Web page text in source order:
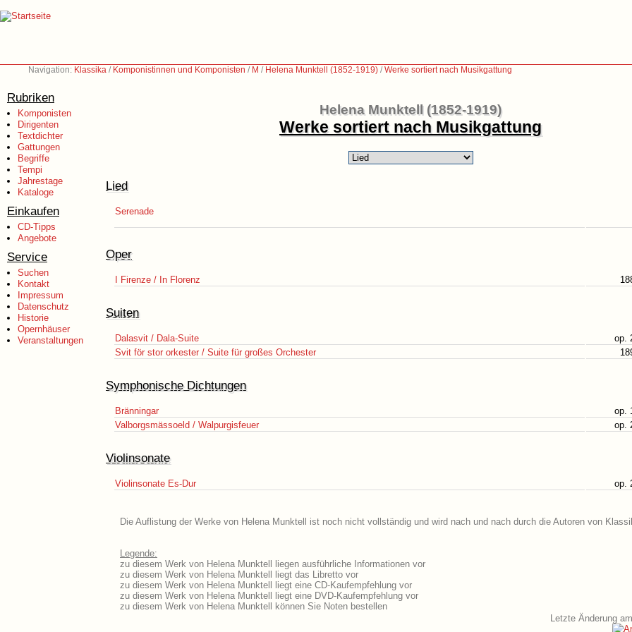
Navigation: Klassika / Komponistinnen und Komponisten / M / Helena Munktell (1852-1919) /Werke sortiert nach Musikgattung
Rubriken
Komponisten
Dirigenten
Textdichter
Gattungen
Begriffe
Tempi
Jahrestage
Kataloge
Einkaufen
CD-Tipps
Angebote
Service
Suchen
Kontakt
Impressum
Datenschutz
Historie
Opernhäuser
Veranstaltungen
Helena Munktell (1852-1919)
Werke sortiert nach Musikgattung
Lied
Serenade
Oper
I Firenze / In Florenz
Suiten
Dalasvit / Dala-Suite
op.
Svit för stor orkester / Suite für großes Orchester
Symphonische Dichtungen
Bränningar
op.
Valborgsmässoeld / Walpurgisfeuer
op.
Violinsonate
Violinsonate Es-Dur op.
Die Auflistung der Werke von Helena Munktell ist noch nicht vollständig und wird nach und nach durch die Autoren von
Legende:
zu diesem Werk von Helena Munktell liegen ausführliche Informationen vor
zu diesem Werk von Helena Munktell liegt das Libretto vor
zu diesem Werk von Helena Munktell liegt eine CD-Kaufempfehlung vor
zu diesem Werk von Helena Munktell liegt eine DVD-Kaufempfehlung vor
zu diesem Werk von Helena Munktell können Sie Noten bestellen
Letzte Änderung